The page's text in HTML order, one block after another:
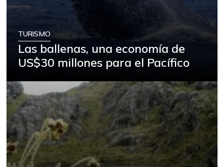
TURISMO
Las ballenas, una economía de
US$30 millones para el Pacífico